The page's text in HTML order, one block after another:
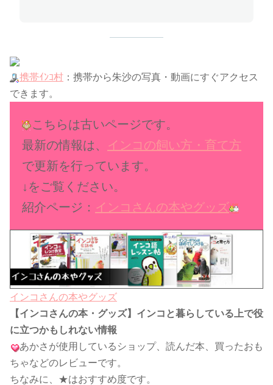
携帯ｲﾝｺ村 ：携帯から朱沙の写真・動画にすぐアクセス
できます。
こちらは古いページです。
最新の情報は、 インコの飼い方・育て方
で更新を行っています。
↓をご覧ください。
紹介ページ： インコさんの本やグッズ
インコさんの本やグッズ
【インコさんの本・グッズ】インコと暮らしている上で役
に立つかもしれない情報
あかさが使用しているショップ、読んだ本、買ったおも
ちゃなどのレビューです。
ちなみに、★はおすすめ度です。